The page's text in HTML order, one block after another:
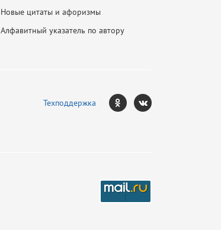
Новые цитаты и афоризмы
Алфавитный указатель по автору
Техподдержка